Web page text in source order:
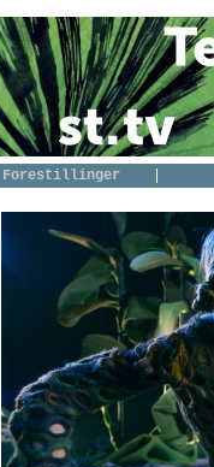
Forestillinger